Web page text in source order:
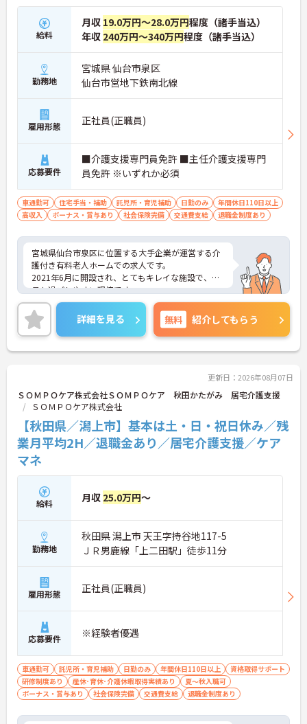
給料
月収 19.0万円～28.0万円程度（諸手当込）
年収 240万円～340万円程度（諸手当込）
勤務地
宮城県 仙台市泉区
仙台市営地下鉄南北線
雇用形態 正社員(正職員)
応募要件
■介護支援専門員免許 ■主任介護支援専門
員免許 ※いずれか必須
車通勤可 住宅手当・補助 託児所・育児補助 日勤のみ
年間休日110日以上
高収入
ボーナス・賞与あり 社会保険完備 交通費支給 退職金制度あり
宮城県仙台市泉区に位置する大手企業が運営する介
護付き有料老人ホームでの求人です。
2021年6月に開設され、とてもキレイな施設で、職
員も過ごしやすい環境です。
大手ならではの福利厚生の充実、資格取得支援等も
あり、キャリアアップも目指せます。
ご興味のある方はお気軽にお問い合わせ下さい。
詳細を見る 無料 紹介してもらう
更新日：2026年08月07日
ＳＯＭＰＯケア株式会社ＳＯＭＰＯケア 秋田かたがみ 居宅介護支援
ＳＯＭＰＯケア株式会社
【秋田県／潟上市】基本は土・日・祝日休み／残
業月平均2H／退職金あり／居宅介護支援／ケア
マネ
給料 月収 25.0万円～
勤務地
秋田県 潟上市 天王字持谷地117-5
ＪＲ男鹿線「上二田駅」徒歩11分
雇用形態 正社員(正職員)
応募要件 ※経験者優遇
車通勤可 託児所・育児補助 日勤のみ 年間休日110日以上
資格取得サポート
研修制度あり
産休･育休･介護休暇取得実績あり
夏～秋入職可
ボーナス・賞与あり
社会保険完備 交通費支給 退職金制度あり